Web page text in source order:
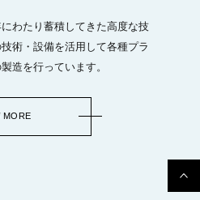
わたり蓄積してきた高度な技
術・設備を活用して各種プラ
造を行っています。
MORE